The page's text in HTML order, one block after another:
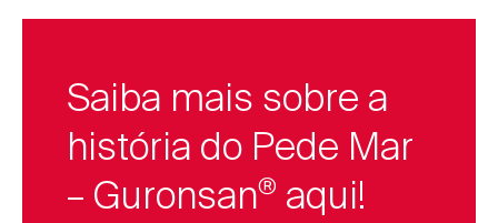
Saiba mais sobre a
história do Pede Mar
– Guronsan® aqui!